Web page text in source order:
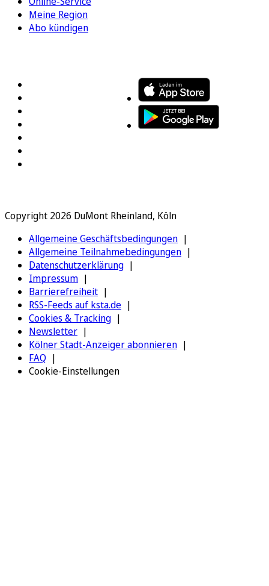
Meine Region
Abo kündigen
Copyright 2026 DuMont Rheinland, Köln
Allgemeine Geschäftsbedingungen
Allgemeine Teilnahmebedingungen
Datenschutzerklärung
Impressum
Barrierefreiheit
RSS-Feeds auf ksta.de
Cookies & Tracking
Newsletter
Kölner Stadt-Anzeiger abonnieren
FAQ
Cookie-Einstellungen